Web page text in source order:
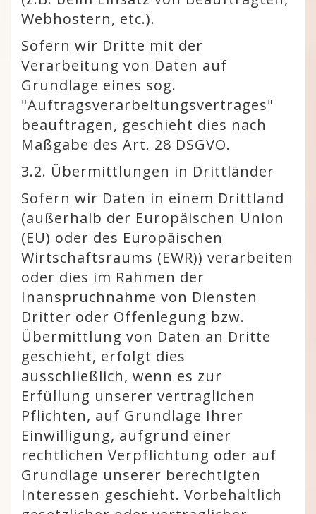
Webhostern, etc.).
Sofern wir Dritte mit der
Verarbeitung von Daten auf
Grundlage eines sog.
"Auftragsverarbeitungsvertrages"
beauftragen, geschieht dies nach
Maßgabe des Art. 28 DSGVO.
3.2. Übermittlungen in Drittländer
Sofern wir Daten in einem Drittland
(außerhalb der Europäischen Union
(EU) oder des Europäischen
Wirtschaftsraums (EWR)) verarbeiten
oder dies im Rahmen der
Inanspruchnahme von Diensten
Dritter oder Offenlegung bzw.
Übermittlung von Daten an Dritte
geschieht, erfolgt dies
ausschließlich, wenn es zur
Erfüllung unserer vertraglichen
Pflichten, auf Grundlage Ihrer
Einwilligung, aufgrund einer
rechtlichen Verpflichtung oder auf
Grundlage unserer berechtigten
Interessen geschieht. Vorbehaltlich